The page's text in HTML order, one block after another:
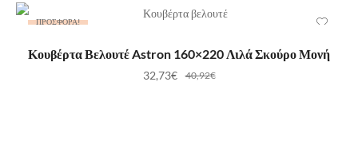
ΠΡΟΣΦΟΡΆ!
ΠΡΟΣΘΉΚΗ ΣΤΟ ΚΑΛΆΘΙ
Κουβέρτα Βελουτέ Astron 160×220 Λιλά Σκούρο Μονή
40,92€
32,73€